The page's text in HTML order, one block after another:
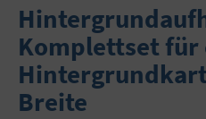
Komplettset für
Breite